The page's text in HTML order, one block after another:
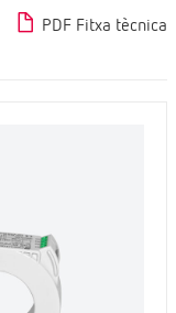
PDF Fitxa tècnica